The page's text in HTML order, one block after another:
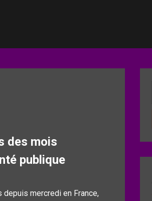
des mois
publique
mercredi en France,